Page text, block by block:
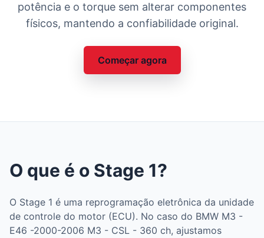
potência e o torque sem alterar componentes
físicos, mantendo a confiabilidade original.
Começar agora
O que é o Stage 1?
O Stage 1 é uma reprogramação eletrônica da unidade
de controle do motor (ECU). No caso do BMW M3 -
E46 -2000-2006 M3 - CSL - 360 ch, ajustamos